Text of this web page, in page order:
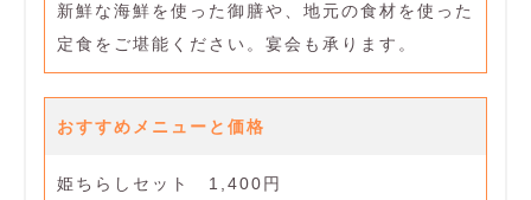
新鮮な海鮮を使った御膳や、地元の食材を使った
定食をご堪能ください。宴会も承ります。
おすすめメニューと価格
姫ちらしセット 1,400円